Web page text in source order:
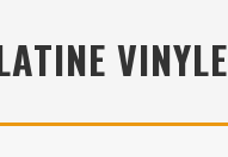
VINYLE